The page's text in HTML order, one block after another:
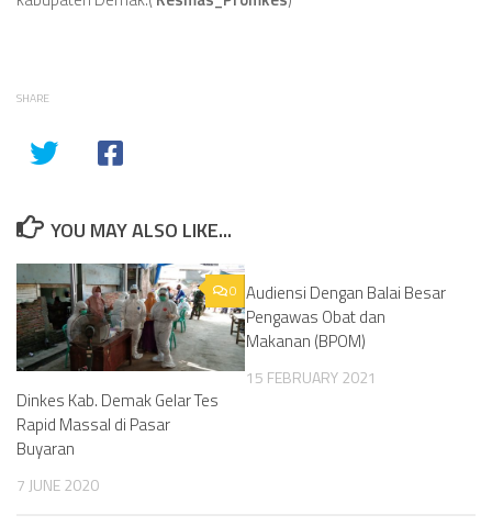
SHARE
YOU MAY ALSO LIKE...
0
Dinkes Kab. Demak Gelar Tes
Rapid Massal di Pasar
Buyaran
7 JUNE 2020
Audiensi Dengan Balai Besar
Pengawas Obat dan
Makanan (BPOM)
15 FEBRUARY 2021